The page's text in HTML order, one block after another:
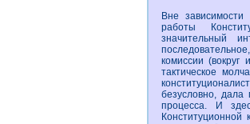
Вне
работы
значительный
комиссии (вокруг
тактическое
безусловно, дала
процесса. И